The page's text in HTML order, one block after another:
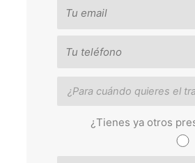
¿Tienes ya otros